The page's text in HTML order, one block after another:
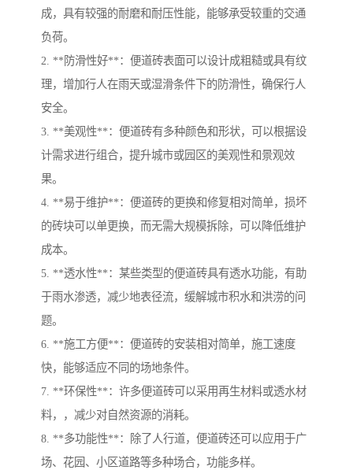
成，具有较强的耐磨和耐压性能，能够承受较重的交通
负荷。
2. **防滑性好**：便道砖表面可以设计成粗糙或具有纹
理，增加行人在雨天或湿滑条件下的防滑性，确保行人
安全。
3. **美观性**：便道砖有多种颜色和形状，可以根据设
计需求进行组合，提升城市或园区的美观性和景观效
果。
4. **易于维护**：便道砖的更换和修复相对简单，损坏
的砖块可以单更换，而无需大规模拆除，可以降低维护
成本。
5. **透水性**：某些类型的便道砖具有透水功能，有助
于雨水渗透，减少地表径流，缓解城市积水和洪涝的问
题。
6. **施工方便**：便道砖的安装相对简单，施工速度
快，能够适应不同的场地条件。
7. **环保性**：许多便道砖可以采用再生材料或透水材
料，，减少对自然资源的消耗。
8. **多功能性**：除了人行道，便道砖还可以应用于广
场、花园、小区道路等多种场合，功能多样。